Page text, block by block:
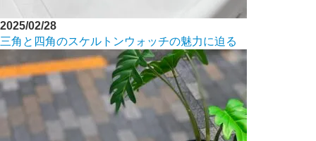
2025/02/28
三角と四角のスケルトンウォッチの魅力に迫る